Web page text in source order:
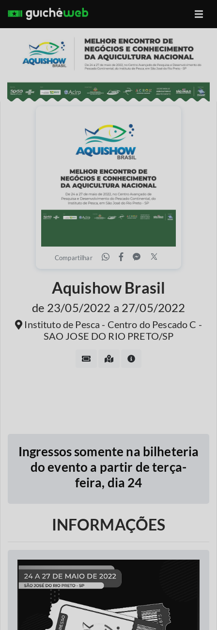
Compartilhar
Aquishow Brasil
de 23/05/2022 a 27/05/2022
Instituto de Pesca - Centro do Pescado C -
SAO JOSE DO RIO PRETO/SP
Ingressos somente na bilheteria
do evento a partir de terça-
feira, dia 24
INFORMAÇÕES